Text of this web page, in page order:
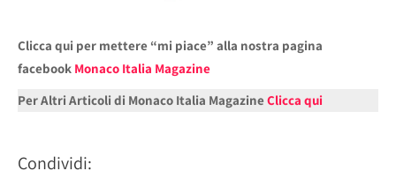
Clicca qui per mettere “mi piace” alla nostra pagina
facebook Monaco Italia Magazine
Per Altri Articoli di Monaco Italia Magazine Clicca qui
Condividi: